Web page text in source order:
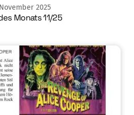
November 2025
Monats 11/25